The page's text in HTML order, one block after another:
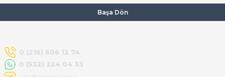
problemsiz geçti.
Kemal Toktaş | 20/06/2026
Havale ile odeme yaptim ve
tedirgindim ama saticinin
sonrasindaki iletisim ve
Başa Dön
0 (216) 606 12 74
0 (532) 224 04 33